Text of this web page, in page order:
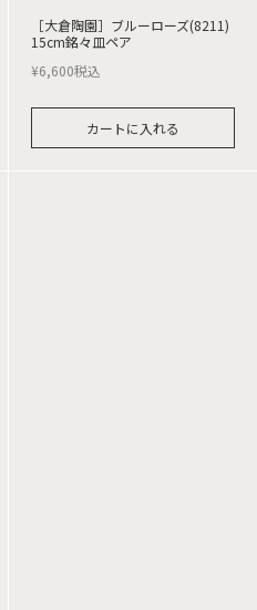
［大倉陶園］ブルーローズ(8211)
15cm銘々皿ペア
¥6,600税込
カートに入れる